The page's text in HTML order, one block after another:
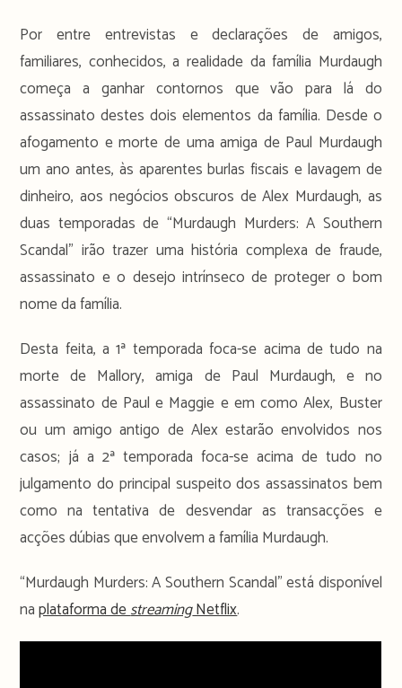
Por entre entrevistas e declarações de amigos,
familiares, conhecidos, a realidade da família Murdaugh
começa a ganhar contornos que vão para lá do
assassinato destes dois elementos da família. Desde o
afogamento e morte de uma amiga de Paul Murdaugh
um ano antes, às aparentes burlas fiscais e lavagem de
dinheiro, aos negócios obscuros de Alex Murdaugh, as
duas temporadas de “Murdaugh Murders: A Southern
Scandal” irão trazer uma história complexa de fraude,
assassinato e o desejo intrínseco de proteger o bom
nome da família.
Desta feita, a 1ª temporada foca-se acima de tudo na
morte de Mallory, amiga de Paul Murdaugh, e no
assassinato de Paul e Maggie e em como Alex, Buster
ou um amigo antigo de Alex estarão envolvidos nos
casos; já a 2ª temporada foca-se acima de tudo no
julgamento do principal suspeito dos assassinatos bem
como na tentativa de desvendar as transacções e
acções dúbias que envolvem a família Murdaugh.
“Murdaugh Murders: A Southern Scandal” está disponível
naplataforma destreamingNetflix.